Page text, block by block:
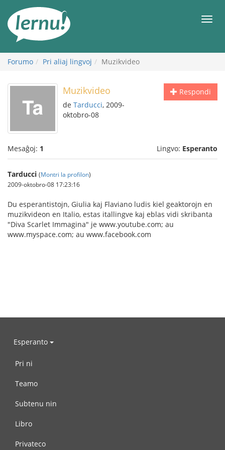
enhavo
Forumo Pri aliaj lingvoj Muzikvideo
Respondi
Muzikvideo
de Tarducci, 2009-
oktobro-08
Mesaĝoj: 1 Lingvo: Esperanto
Tarducci (Montri la profilon)
2009-oktobro-08 17:23:16
Du esperantistojn, Giulia kaj Flaviano ludis kiel geaktorojn en
muzikvideon en Italio, estas itallingve kaj eblas vidi skribanta
"Diva Scarlet Immagina" je www.youtube.com; au
www.myspace.com; au www.facebook.com
Esperanto
Pri ni
Teamo
Subtenu nin
Libro
Privateco